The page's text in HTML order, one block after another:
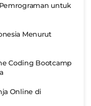
untuk
Menurut
Coding Bootcamp
Online di